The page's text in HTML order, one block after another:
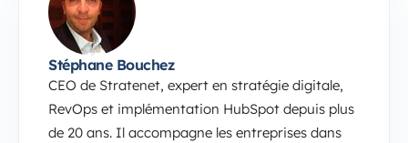
Stéphane Bouchez
CEO de Stratenet, expert en stratégie digitale,
RevOps et implémentation HubSpot depuis plus
de 20 ans. Il accompagne les entreprises dans